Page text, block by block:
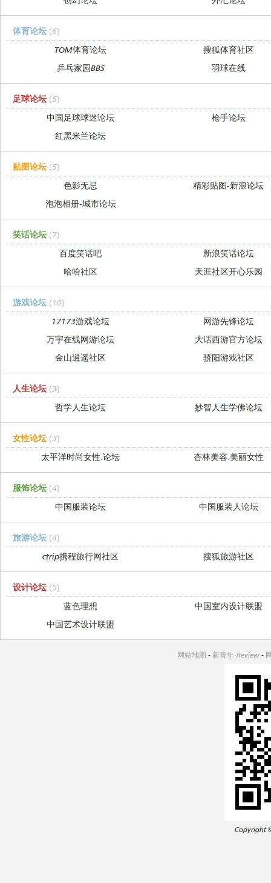
体育论坛 (6)
TOM体育论坛
搜狐体育社区
乒乓家园BBS
羽球在线
足球论坛 (5)
中国足球球迷论坛
枪手论坛
红黑米兰论坛
贴图论坛 (5)
色影无忌
精彩贴图-新浪论坛
泡泡相册-城市论坛
笑话论坛 (7)
百度笑话吧
新浪笑话论坛
哈哈社区
天涯社区开心乐园
游戏论坛 (10)
17173游戏论坛
网游先锋论坛
万宇在线网游论坛
大话西游官方论坛
金山逍遥社区
骄阳游戏社区
人生论坛 (3)
哲学人生论坛
妙智人生学佛论坛
女性论坛 (3)
太平洋时尚女性.论坛
杏林美容.美丽女性
服饰论坛 (4)
中国服装论坛
中国服装人论坛
旅游论坛 (4)
ctrip携程旅行网社区
搜狐旅游社区
设计论坛 (5)
蓝色理想
中国室内设计联盟
中国艺术设计联盟
网站地图 - 新青年·Review -
Copyright